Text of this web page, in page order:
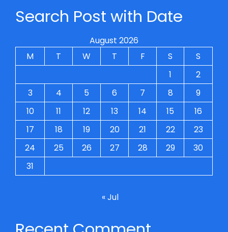
Search Post with Date
August 2026
M
T W T F S
S
1
2
3
4 5 6 7 8
9
10
11 12 13 14 15
16
17
18 19 20 21 22
23
24
25 26 27 28 29
30
31
« Jul